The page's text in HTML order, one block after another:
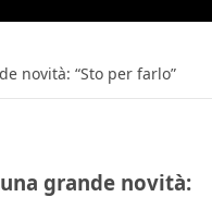
novità: “Sto per farlo”
grande novità: